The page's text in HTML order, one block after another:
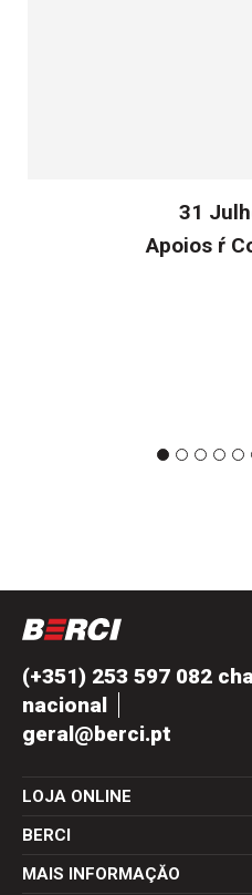
31
Apoios ŕ
(+351) 253 597 082
nacional
geral@berci.pt
LOJA ONLINE
BERCI
MAIS INFORMAÇĂO